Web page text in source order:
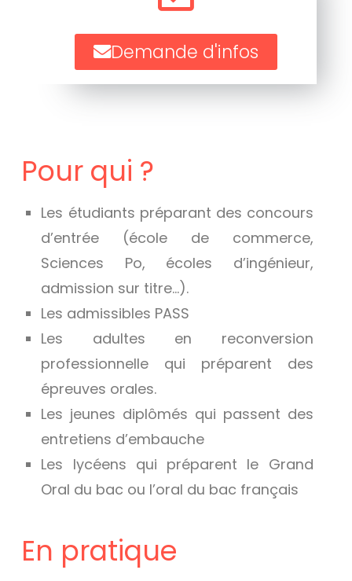
Pour qui ?
Les étudiants préparant des concours
d’entrée (école de commerce,
Sciences Po, écoles d’ingénieur,
admission sur titre…).
Les admissibles PASS
Les adultes en reconversion
professionnelle qui préparent des
épreuves orales.
Les jeunes diplômés qui passent des
entretiens d’embauche
Les lycéens qui préparent le Grand
Oral du bac ou l’oral du bac français
En pratique
Demande d'infos